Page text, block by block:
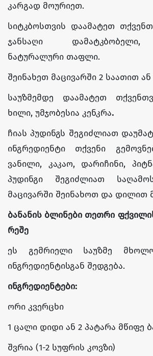
კარგად მოურიეთ.
სიტკბოსთვის დაამატეთ
ჯანსაღი
ნატურალური თაფლი.
შეინახეთ მაცივარში 2 საათით
საუზმემდე დაამატეთ
ხილი, უმჯობესია კენკრა.
ჩიას პუდინგს შეგიძლიათ
ინგრედიენტი თქვენი
ვანილი, კაკაო, დარიჩინი,
პუდინგი შეგიძლიათ
მაცივარში შეინახოთ და დილით
ბანანის ბლინები თეთრი
რეშე
ეს გემრიელი საუზმე
ინგრედიენტისგან შედგება.
ინგრედიენტები:
ორი კვერცხი
1 ცალი დიდი ან 2 პატარა მწიფე
შვრია (1-2 სუფრის კოვზი)